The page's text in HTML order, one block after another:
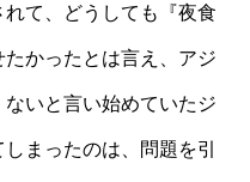
て、どうしても『夜食
かったとは言え、アジ
いと言い始めていたジ
まったのは、問題を引